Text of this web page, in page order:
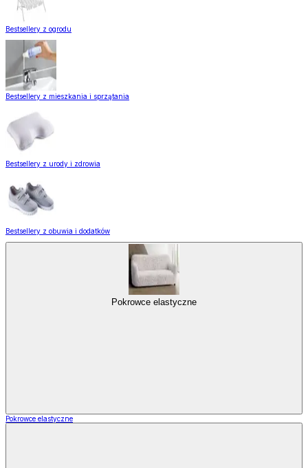
Bestsellery z ogrodu
Bestsellery z mieszkania i sprzątania
Bestsellery z urody i zdrowia
Bestsellery z obuwia i dodatków
Pokrowce elastyczne
Pokrowce elastyczne